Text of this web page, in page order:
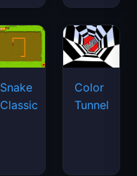
Snake
Classic
Color
Tunnel